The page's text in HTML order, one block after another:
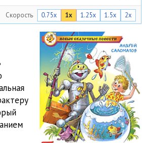
07:52
09:35
13:14
12:29
10:25
09:34
11:29
Скорость 0.75x 1x 1.25x 1.5x 2x